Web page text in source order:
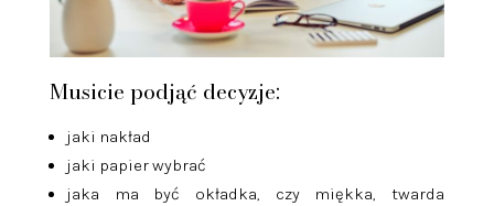
Musicie podjąć decyzje:
jaki nakład
jaki papier wybrać
jaka ma być okładka, czy miękka, twarda